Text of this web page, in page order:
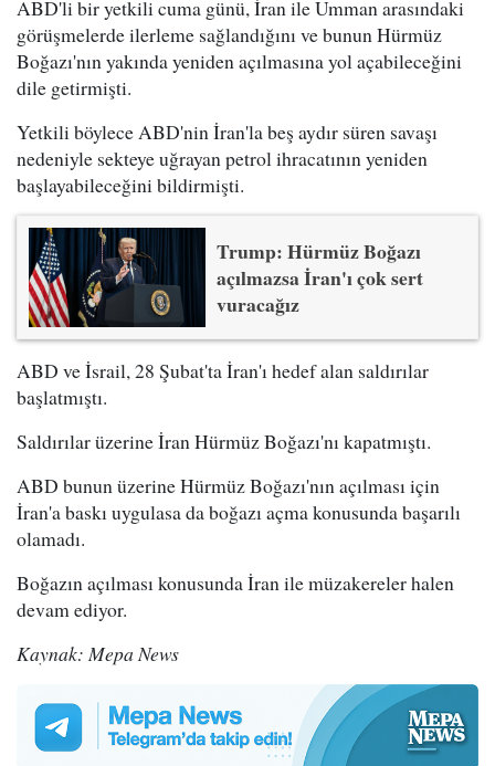
ABD'li bir yetkili cuma günü, İran ile Umman arasındaki
görüşmelerde ilerleme sağlandığını ve bunun Hürmüz
Boğazı'nın yakında yeniden açılmasına yol açabileceğini
dile getirmişti.
Yetkili böylece ABD'nin İran'la beş aydır süren savaşı
nedeniyle sekteye uğrayan petrol ihracatının yeniden
başlayabileceğini bildirmişti.
Trump: Hürmüz Boğazı
açılmazsa İran'ı çok sert
vuracağız
ABD ve İsrail, 28 Şubat'ta İran'ı hedef alan saldırılar
başlatmıştı.
Saldırılar üzerine İran Hürmüz Boğazı'nı kapatmıştı.
ABD bunun üzerine Hürmüz Boğazı'nın açılması için
İran'a baskı uygulasa da boğazı açma konusunda başarılı
olamadı.
Boğazın açılması konusunda İran ile müzakereler halen
devam ediyor.
Kaynak: Mepa News